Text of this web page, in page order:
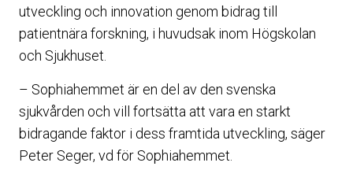
utveckling och innovation genom bidrag till
patientnära forskning, i huvudsak inom Högskolan
och Sjukhuset.
– Sophiahemmet är en del av den svenska
sjukvården och vill fortsätta att vara en starkt
bidragande faktor i dess framtida utveckling, säger
Peter Seger, vd för Sophiahemmet.